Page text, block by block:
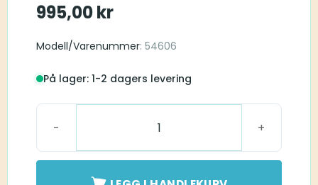
995,00kr
Modell/Varenummer: 54606
På lager: 1-2 dagers levering